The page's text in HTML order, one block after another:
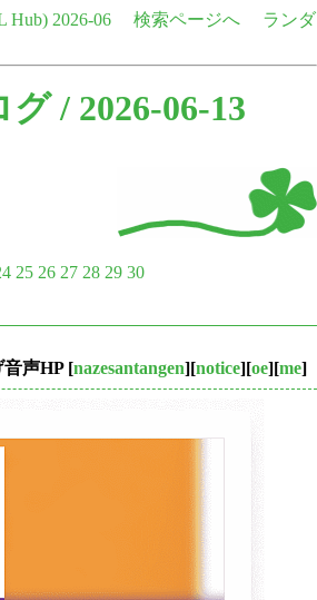
Hub) 2026-06 検索ページへ
ランダ
グ/ 2026-06-13
25 26 27 28 29 30
声HP[nazesantangen][notice][oe][me]